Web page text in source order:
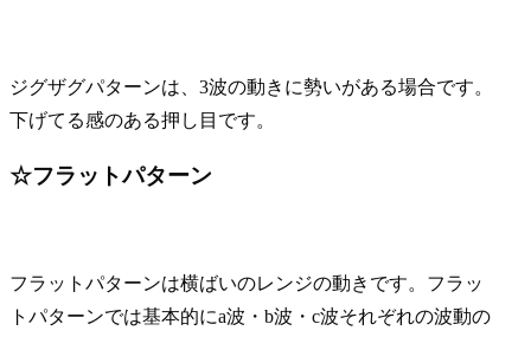
ジグザグパターンは、3波の動きに勢いがある場合です。
下げてる感のある押し目です。
☆フラットパターン
フラットパターンは横ばいのレンジの動きです。フラッ
トパターンでは基本的にa波・b波・c波それぞれの波動の